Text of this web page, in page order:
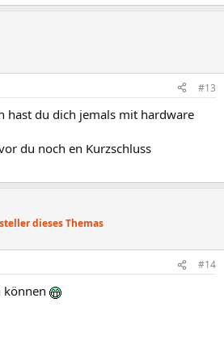
#13
hast du dich jemals mit hardware
du noch en Kurzschluss
dieses Themas
#14
können